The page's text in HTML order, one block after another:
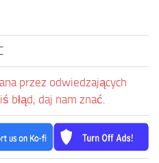
przez odwiedzających
błąd, daj nam znać.